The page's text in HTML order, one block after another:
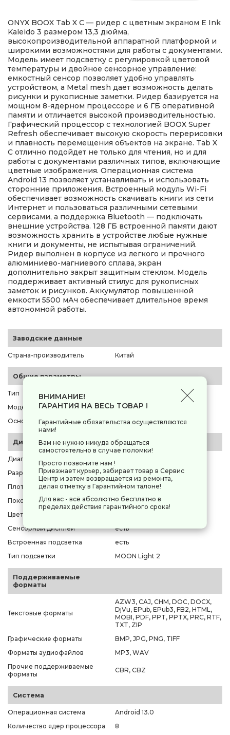
ONYX BOOX Tab X C — ридер с цветным экраном E Ink
Kaleido 3 размером 13,3 дюйма,
высокопроизводительной аппаратной платформой и
широкими возможностями для работы с документами.
Модель имеет подсветку с регулировкой цветовой
температуры и двойное сенсорное управление:
емкостный сенсор позволяет удобно управлять
устройством, а Metal mesh дает возможность делать
рисунки и рукописные заметки. Ридер базируется на
мощном 8-ядерном процессоре и 6 ГБ оперативной
памяти и отличается высокой производительностью.
Графический процессор с технологией BOOX Super
Refresh обеспечивает высокую скорость перерисовки
и плавность перемещения объектов на экране. Tab X
С отлично подойдет не только для чтения, но и для
работы с документами различных типов, включающие
цветные изображения. Операционная система
Android 13 позволяет устанавливать и использовать
сторонние приложения. Встроенный модуль Wi-Fi
обеспечивает возможность скачивать книги из сети
Интернет и пользоваться различными сетевыми
сервисами, а поддержка Bluetooth — подключать
внешние устройства. 128 ГБ встроенной памяти дают
возможность хранить в устройстве любые нужные
книги и документы, не испытывая ограничений.
Ридер выполнен в корпусе из легкого и прочного
алюминиево-магниевого сплава, экран
дополнительно закрыт защитным стеклом. Модель
поддерживает активный стилус для рукописных
заметок и рисунков. Аккумулятор повышенной
емкости 5500 мАч обеспечивает длительное время
автономной работы.
Заводские данные
Страна-производитель Китай
Общие параметры
Тип
Модель
ONYX BOOX Tab X С
Основной цвет
серый
Дисплей
Диагональ дисплея(дюйм)
Разрешение дисплея
2400x3200
Плотность пикселей
300 ppi
Поколение дисплея E-Ink
Kaleido 3
Цветной экран
Сенсорный дисплей
есть
Встроенная подсветка
есть
Тип подсветки
MOON Light 2
Поддерживаемые
форматы
Текстовые форматы
AZW3, CAJ, CHM, DOC, DOCX,
DjVu, EPub, EPub3, FB2, HTML,
MOBI, PDF, PPT, PPTX, PRC, RTF,
TXT, ZIP
Графические форматы
BMP, JPG, PNG, TIFF
Форматы аудиофайлов
MP3, WAV
Прочие поддерживаемые
форматы
CBR, CBZ
Система
Операционная система
Android 13.0
Количество ядер процессора
8
ВНИМАНИЕ!
ГАРАНТИЯ НА ВЕСЬ ТОВАР !
Гарантийные обязательства осуществляются
нами!
Вам не нужно никуда обращаться
самостоятельно в случае поломки!
Просто позвоните нам !
Приезжает курьер, забирает товар в Сервис
Центр и затем возвращается из ремонта,
делая отметку в Гарантийном талоне!
Для вас - всё абсолютно бесплатно в
пределах действия гарантийного срока!